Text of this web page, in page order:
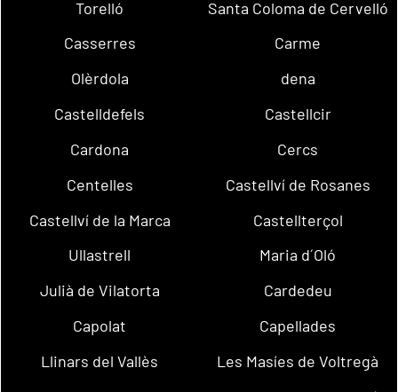
Torelló
Santa Coloma de Cervelló
Casserres
Carme
Olèrdola
dena
Castelldefels
Castellcir
Cardona
Cercs
Centelles
Castellví de Rosanes
Castellví de la Marca
Castellterçol
Ullastrell
Maria d´Oló
Julià de Vilatorta
Cardedeu
Capolat
Capellades
Llinars del Vallès
Les Masíes de Voltregà